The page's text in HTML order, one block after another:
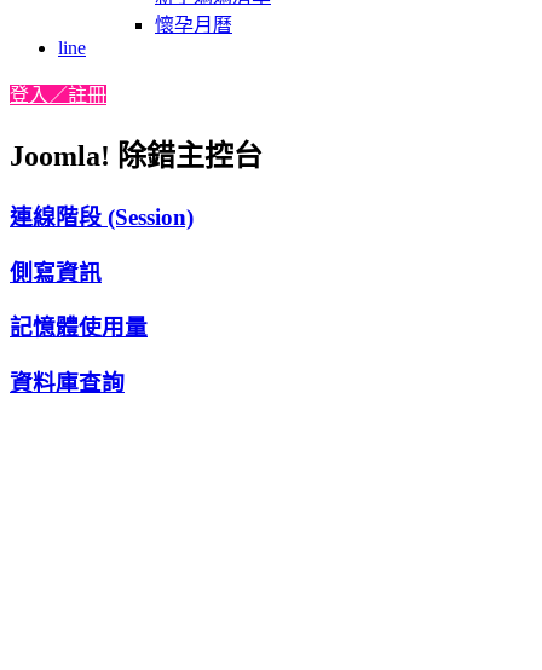
懷孕月曆
line
登入／註冊
Joomla! 除錯主控台
連線階段 (Session)
側寫資訊
記憶體使用量
資料庫查詢